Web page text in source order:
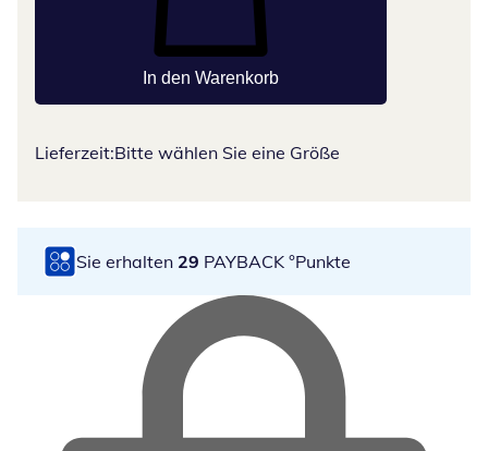
In den Warenkorb
Lieferzeit:Bitte wählen Sie eine Größe
Sie erhalten 29 PAYBACK °Punkte